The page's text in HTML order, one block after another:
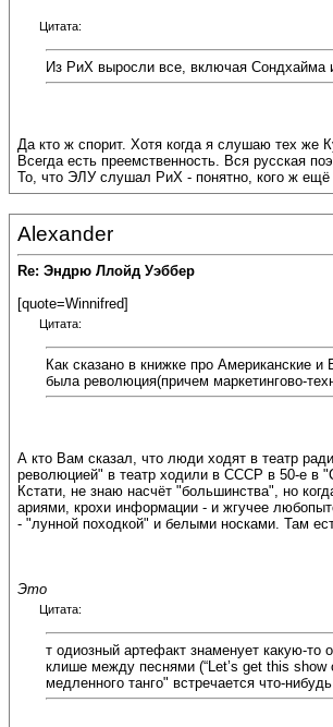
Цитата:
Из РиХ выросли все, включая Сондхайма
Да кто ж спорит. Хотя когда я слушаю тех
Всегда есть преемственность. Вся русская
То, что ЭЛУ слушал РиХ - понятно, кого ж ещё
Alexander
Re: Эндрю Ллойд Уэббер
[quote=Winnifred]
Цитата:
Как сказано в книжке про Американские
была революция(причем маркетингово-
А кто Вам сказал, что люди ходят в театр
революцией" в театр ходили в СССР в 50-е в
Кстати, не знаю насчёт "большинства", но
ариями, крохи информации - и жгучее
- "лунной походкой" и белыми носками. Там
Это
Цитата:
т одиозный артефакт знаменует какую-то
клише между песнями (“Let’s get this
медленного танго" встречается что-